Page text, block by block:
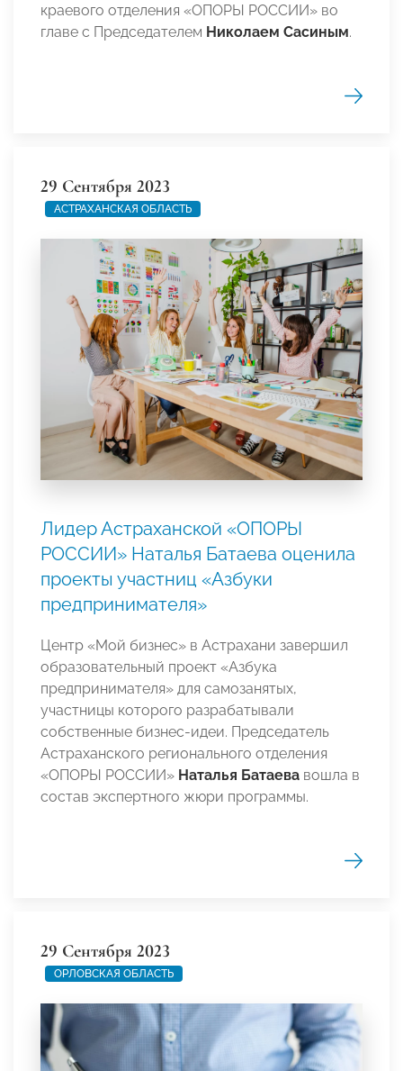
краевого отделения «ОПОРЫ РОССИИ» во
главе с Председателем Николаем Сасиным.
29 Сентября 2023
АСТРАХАНСКАЯ ОБЛАСТЬ
Лидер Астраханской «ОПОРЫ
РОССИИ» Наталья Батаева оценила
проекты участниц «Азбуки
предпринимателя»
Центр «Мой бизнес» в Астрахани завершил
образовательный проект «Азбука
предпринимателя» для самозанятых,
участницы которого разрабатывали
собственные бизнес-идеи. Председатель
Астраханского регионального отделения
«ОПОРЫ РОССИИ» Наталья Батаева вошла в
состав экспертного жюри программы.
29 Сентября 2023
ОРЛОВСКАЯ ОБЛАСТЬ